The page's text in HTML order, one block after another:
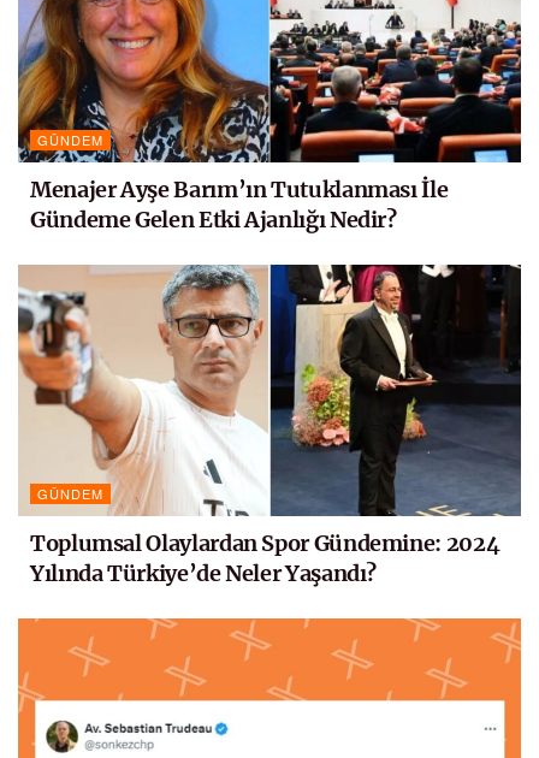
GÜNDEM
Menajer Ayşe Barım’ın Tutuklanması İle
Gündeme Gelen Etki Ajanlığı Nedir?
GÜNDEM
Toplumsal Olaylardan Spor Gündemine: 2024
Yılında Türkiye’de Neler Yaşandı?